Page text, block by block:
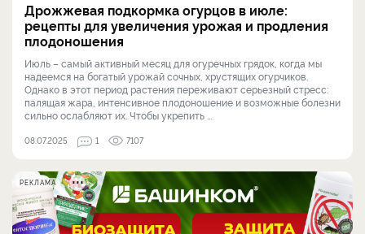
Дрожжевая подкормка огурцов в июле:
рецепты для увеличения урожая и продления
плодоношения
Июль – самый активный месяц для огуречных грядок, когда мы
надеемся на богатый урожай сочных, хрустящих огурчиков.
Однако в этот период растения переживают серьезный стресс:
палящая жара, интенсивное плодоношение и возможные болезни
сильно ослабляют их. Чтобы укрепить ...
08.07.2025 1 7107
РЕКЛАМА